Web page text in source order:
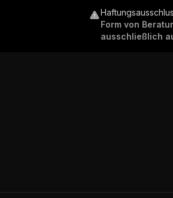
Form von
ausschließlich